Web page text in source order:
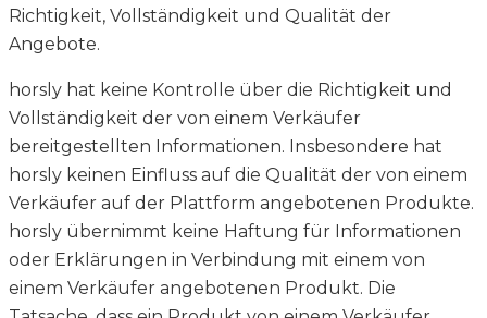
Richtigkeit, Vollständigkeit und Qualität der
Angebote.
horsly hat keine Kontrolle über die Richtigkeit und
Vollständigkeit der von einem Verkäufer
bereitgestellten Informationen. Insbesondere hat
horsly keinen Einfluss auf die Qualität der von einem
Verkäufer auf der Plattform angebotenen Produkte.
horsly übernimmt keine Haftung für Informationen
oder Erklärungen in Verbindung mit einem von
einem Verkäufer angebotenen Produkt. Die